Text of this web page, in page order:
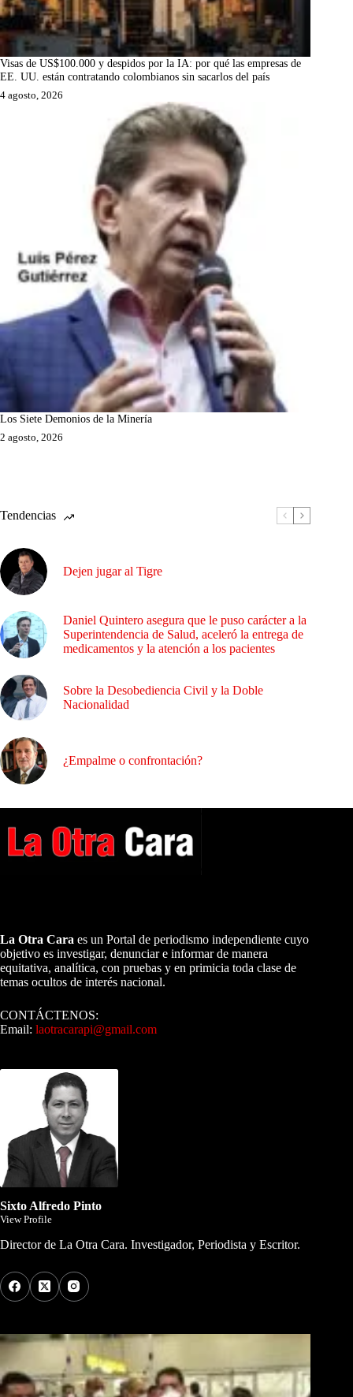
Visas de US$100.000 y despidos por la IA: por qué las empresas de
EE. UU. están contratando colombianos sin sacarlos del país
4 agosto, 2026
Los Siete Demonios de la Minería
2 agosto, 2026
Tendencias
Dejen jugar al Tigre
Daniel Quintero asegura que le puso carácter a la
Superintendencia de Salud, aceleró la entrega de
medicamentos y la atención a los pacientes
Sobre la Desobediencia Civil y la Doble
Nacionalidad
¿Empalme o confrontación?
La Otra Cara es un Portal de periodismo independiente cuyo
objetivo es investigar, denunciar e informar de manera
equitativa, analítica, con pruebas y en primicia toda clase de
temas ocultos de interés nacional.
CONTÁCTENOS:
Email: laotracarapi@gmail.com
Sixto Alfredo Pinto
View Profile
Director de La Otra Cara. Investigador, Periodista y Escritor.